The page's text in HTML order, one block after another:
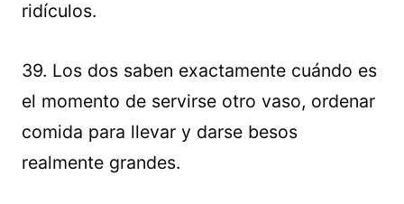
ridículos.
39. Los dos saben exactamente cuándo es
el momento de servirse otro vaso, ordenar
comida para llevar y darse besos
realmente grandes.